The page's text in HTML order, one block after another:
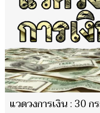
แวดวงการเงิน : 30